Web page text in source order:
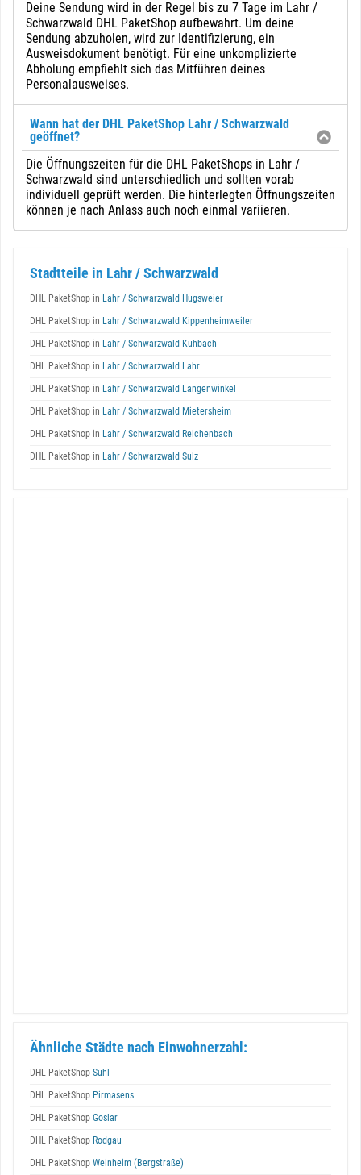
Deine Sendung wird in der Regel bis zu 7 Tage im Lahr /
Schwarzwald DHL PaketShop aufbewahrt. Um deine
Sendung abzuholen, wird zur Identifizierung, ein
Ausweisdokument benötigt. Für eine unkomplizierte
Abholung empfiehlt sich das Mitführen deines
Personalausweises.
Wann hat der DHL PaketShop Lahr / Schwarzwald
geöffnet?
Die Öffnungszeiten für die DHL PaketShops in Lahr /
Schwarzwald sind unterschiedlich und sollten vorab
individuell geprüft werden. Die hinterlegten Öffnungszeiten
können je nach Anlass auch noch einmal variieren.
Stadtteile in Lahr / Schwarzwald
DHL PaketShop in Lahr / Schwarzwald Hugsweier
DHL PaketShop in Lahr / Schwarzwald Kippenheimweiler
DHL PaketShop in Lahr / Schwarzwald Kuhbach
DHL PaketShop in Lahr / Schwarzwald Lahr
DHL PaketShop in Lahr / Schwarzwald Langenwinkel
DHL PaketShop in Lahr / Schwarzwald Mietersheim
DHL PaketShop in Lahr / Schwarzwald Reichenbach
DHL PaketShop in Lahr / Schwarzwald Sulz
Ähnliche Städte nach Einwohnerzahl:
DHL PaketShop Suhl
DHL PaketShop Pirmasens
DHL PaketShop Goslar
DHL PaketShop Rodgau
DHL PaketShop Weinheim (Bergstraße)